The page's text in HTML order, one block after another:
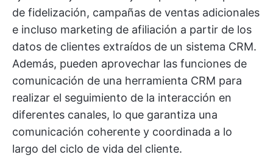
de fidelización, campañas de ventas adicionales
e incluso marketing de afiliación a partir de los
datos de clientes extraídos de un sistema CRM.
Además, pueden aprovechar las funciones de
comunicación de una herramienta CRM para
realizar el seguimiento de la interacción en
diferentes canales, lo que garantiza una
comunicación coherente y coordinada a lo
largo del ciclo de vida del cliente.